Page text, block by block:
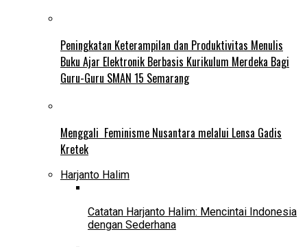
Peningkatan Keterampilan dan Produktivitas Menulis
Buku Ajar Elektronik Berbasis Kurikulum Merdeka Bagi
Guru-Guru SMAN 15 Semarang
Menggali Feminisme Nusantara melalui Lensa Gadis
Kretek
Harjanto Halim
Catatan Harjanto Halim: Mencintai Indonesia
dengan Sederhana